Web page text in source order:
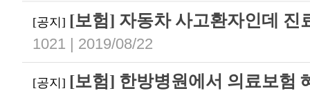
[공지] [보험] 자동차 사고환자인데 진
1021 | 2019/08/22
[공지] [보험] 한방병원에서 의료보험